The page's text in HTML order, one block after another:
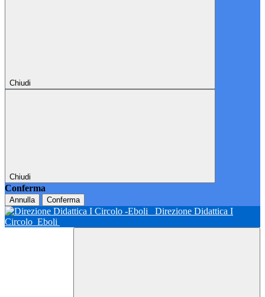
Chiudi
Chiudi
Conferma
Annulla Conferma
Direzione Didattica I
Circolo Eboli